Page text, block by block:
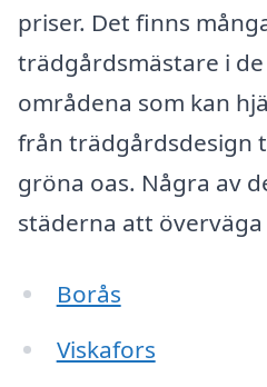
priser. Det finns
trädgårdsmästare i
områdena som kan
från trädgårdsdesign
gröna oas. Några av
städerna att
Borås
Viskafors